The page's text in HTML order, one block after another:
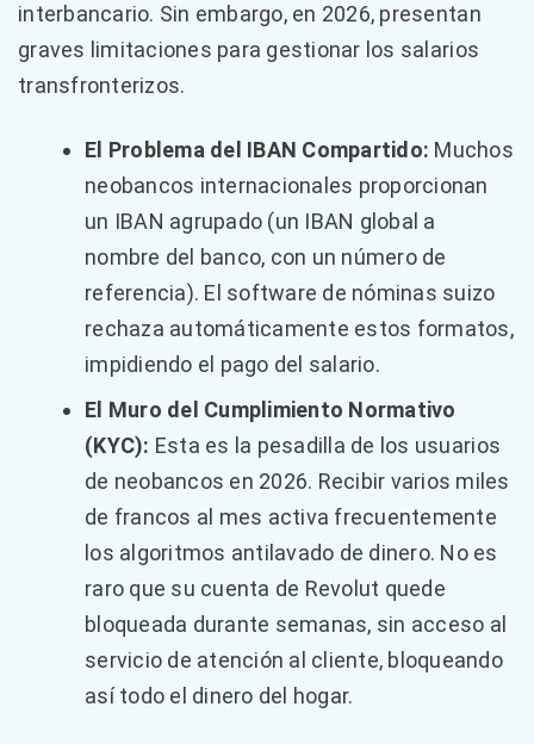
interbancario. Sin embargo, en 2026, presentan
graves limitaciones para gestionar los salarios
transfronterizos.
El Problema del IBAN Compartido: Muchos
neobancos internacionales proporcionan
un IBAN agrupado (un IBAN global a
nombre del banco, con un número de
referencia). El software de nóminas suizo
rechaza automáticamente estos formatos,
impidiendo el pago del salario.
El Muro del Cumplimiento Normativo
(KYC): Esta es la pesadilla de los usuarios
de neobancos en 2026. Recibir varios miles
de francos al mes activa frecuentemente
los algoritmos antilavado de dinero. No es
raro que su cuenta de Revolut quede
bloqueada durante semanas, sin acceso al
servicio de atención al cliente, bloqueando
así todo el dinero del hogar.